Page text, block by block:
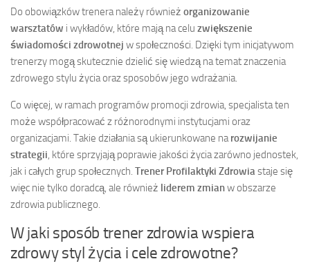
Do obowiązków trenera należy również organizowanie
warsztatów i wykładów, które mają na celu zwiększenie
świadomości zdrowotnej w społeczności. Dzięki tym inicjatywom
trenerzy mogą skutecznie dzielić się wiedzą na temat znaczenia
zdrowego stylu życia oraz sposobów jego wdrażania.
Co więcej, w ramach programów promocji zdrowia, specjalista ten
może współpracować z różnorodnymi instytucjami oraz
organizacjami. Takie działania są ukierunkowane narozwijanie
strategii, które sprzyjają poprawie jakości życia zarówno jednostek,
jak i całych grup społecznych. Trener Profilaktyki Zdrowiastaje się
więc nie tylko doradcą, ale również liderem zmianw obszarze
zdrowia publicznego.
W jaki sposób trener zdrowia wspiera
zdrowy styl życia i cele zdrowotne?